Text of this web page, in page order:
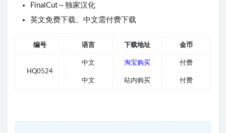
FinalCut～独家汉化
英文免费下载、中文需付费下载
编号 语言 下载地址 金币
HQ0524
中文 淘宝购买 付费
中文 站内购买 付费